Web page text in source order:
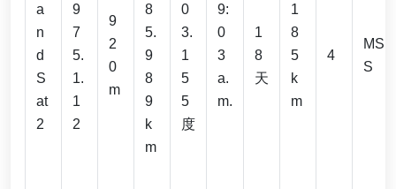
a
n
d
S
at
2
9
7
5.
1.
1
2
9
2
0
m
8
5.
9
8
9
k
m
0
3.
1
5
5
度
9:
0
3
a.
m.
1
8
天
1
8
5
k
m
4
MS
S